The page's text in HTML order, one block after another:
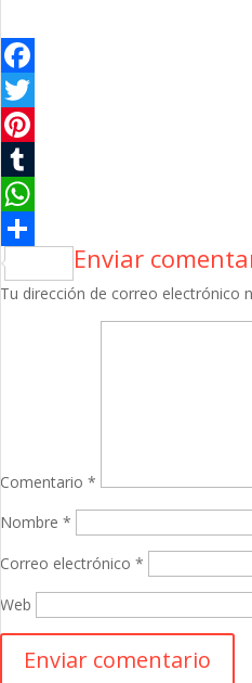
Enviar
Tu dirección de correo electrónico
Comentario*
Nombre*
Correo electrónico*
Web